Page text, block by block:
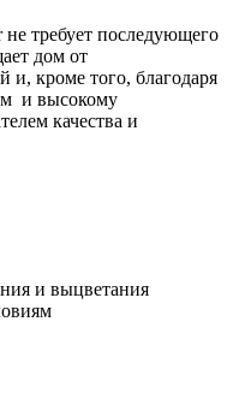
требует последующего
дом от
и, кроме того, благодаря
и высокому
качества и
и выцветания